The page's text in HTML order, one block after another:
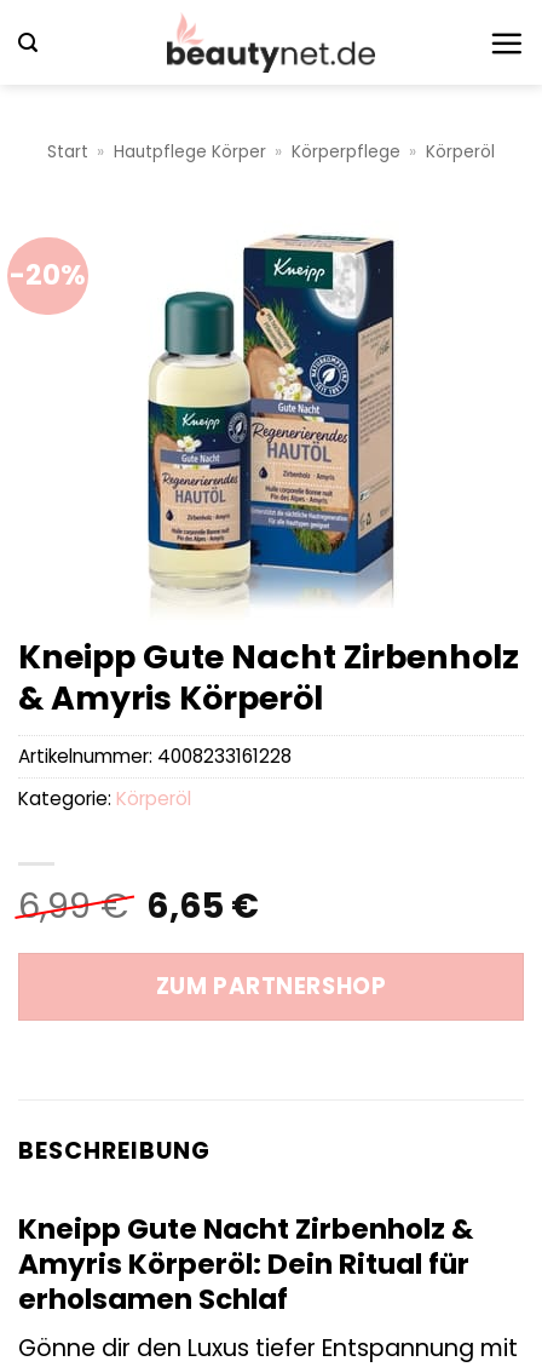
Inhalt
Start » Hautpflege Körper » Körperpflege » Körperöl
-20%
Kneipp Gute Nacht Zirbenholz
& Amyris Körperöl
6,99€ Ursprünglicher
Preis
war:
6,99 €
6,65 €Aktueller
ist:
6,65 €.
ZUM PARTNERSHOP
Artikelnummer: 4008233161228
Kategorie: Körperöl
BESCHREIBUNG
Kneipp Gute Nacht Zirbenholz &
Amyris Körperöl: Dein Ritual für
erholsamen Schlaf
Gönne dir den Luxus tiefer Entspannung mit